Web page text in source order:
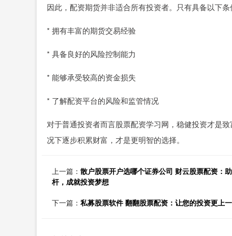
因此，配资期货并非适合所有投资者。只有具备以下条
* 拥有丰富的期货交易经验
* 具备良好的风险控制能力
* 能够承受较高的资金损失
* 了解配资平台的风险和监管情况
对于普通投资者而言股票配资学习网，稳健投资才是
况下逐步积累财富，才是更明智的选择。
上一篇： 散户股票开户选哪个证券公司 财云股票配资：
杆，成就投资梦想
下一篇： 私募股票软件 翻翻股票配资：让您的投资更上